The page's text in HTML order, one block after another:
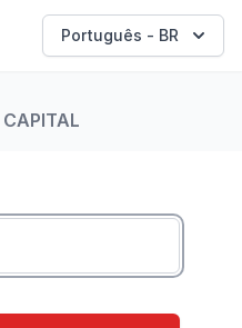
Português - BR
CAPITAL